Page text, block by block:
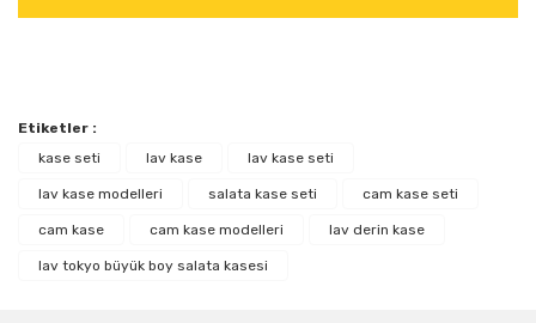
Etiketler :
kase seti
lav kase lav kase seti
lav kase modelleri salata kase seti cam kase seti
cam kase cam kase modelleri lav derin kase
lav tokyo büyük boy salata kasesi